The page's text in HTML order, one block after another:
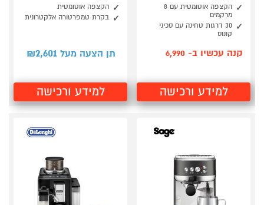
הקצפה אוטומטית עם 8
מרקמים
30 דרגות טחינה עם סכיני
קונוס
קנה עכשיו ב- 6,990
למידע ורכישה
הקצפה אוטומטית
בקרת טמפרטורה אלקטרונית
תן הצעה מעל ₪ 2,601
למידע ורכישה